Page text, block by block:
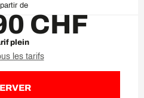
de
CHF
plein
les tarifs